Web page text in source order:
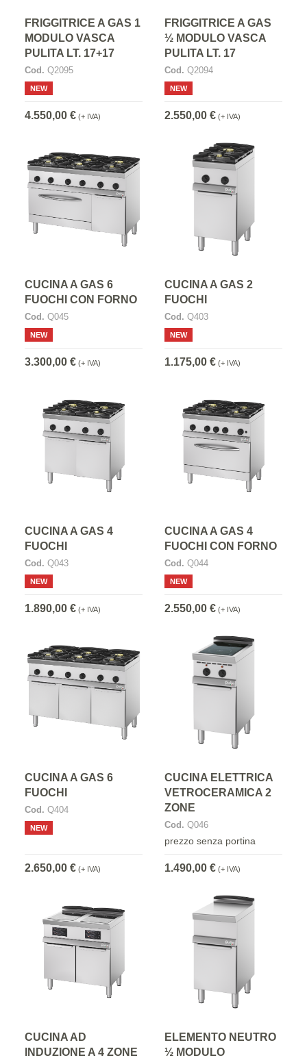
FRIGGITRICE A GAS 1
MODULO VASCA
PULITA LT. 17+17
Cod. Q2095
NEW
4.550,00 € (+ IVA)
FRIGGITRICE A GAS
½ MODULO VASCA
PULITA LT. 17
Cod. Q2094
NEW
2.550,00 € (+ IVA)
CUCINA A GAS 6
FUOCHI CON FORNO
Cod. Q045
NEW
3.300,00 € (+ IVA)
CUCINA A GAS 2
FUOCHI
Cod. Q403
NEW
1.175,00 € (+ IVA)
CUCINA A GAS 4
FUOCHI
Cod. Q043
NEW
1.890,00 € (+ IVA)
CUCINA A GAS 4
FUOCHI CON FORNO
Cod. Q044
NEW
2.550,00 € (+ IVA)
CUCINA A GAS 6
FUOCHI
Cod. Q404
NEW
2.650,00 € (+ IVA)
CUCINA ELETTRICA
VETROCERAMICA 2
ZONE
Cod. Q046
prezzo senza portina
1.490,00 € (+ IVA)
CUCINA AD
INDUZIONE A 4 ZONE
ELEMENTO NEUTRO
½ MODULO